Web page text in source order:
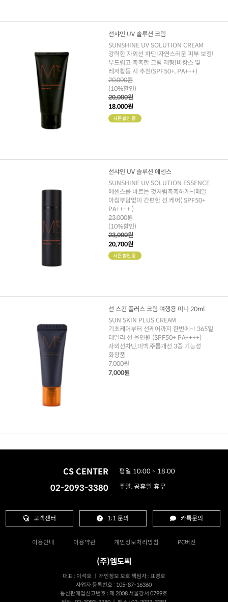
선샤인 UV 솔루션 크림
SUNSHINE UV SOLUTION CREAM
강력한 자외선 차단!자연스러운 피부 보정!
부드럽고 촉촉한 크림 제형!바캉스 및
레저활동 시 추천(SPF50+, PA+++)
20,000원
(10%할인)
20,000원
18,000원
선샤인 UV 솔루션 에센스
SUNSHINE UV SOLUTION ESSENCE
에센스를 바르는 것처럼촉촉하게~!매일
아침부담없이 간편한 선 케어( SPF50+
PA++++ )
23,000원
(10%할인)
23,000원
20,700원
선 스킨 플러스 크림 여행용 미니 20ml
SUN SKIN PLUS CREAM
기초케어부터 선케어까지 한번에~! 365일
데일리 선 올인원 (SPF50+ PA++++)
자외선차단,미백,주름개선 3중 기능성
화장품
7,000원
7,000원
CS CENTER
02-2093-3380
평일 10:00 ~ 18:00
주말, 공휴일 휴무
고객센터 1:1 문의 카톡문의
이용안내 이용약관 개인정보처리방침 PC버전
(주)엠도씨
대표 : 이석호 ㅣ 개인정보 보호 책임자 : 표경호
사업자 등록번호 : 105-87-16360
통신판매업신고번호 : 제 2008 서울강서 0799호